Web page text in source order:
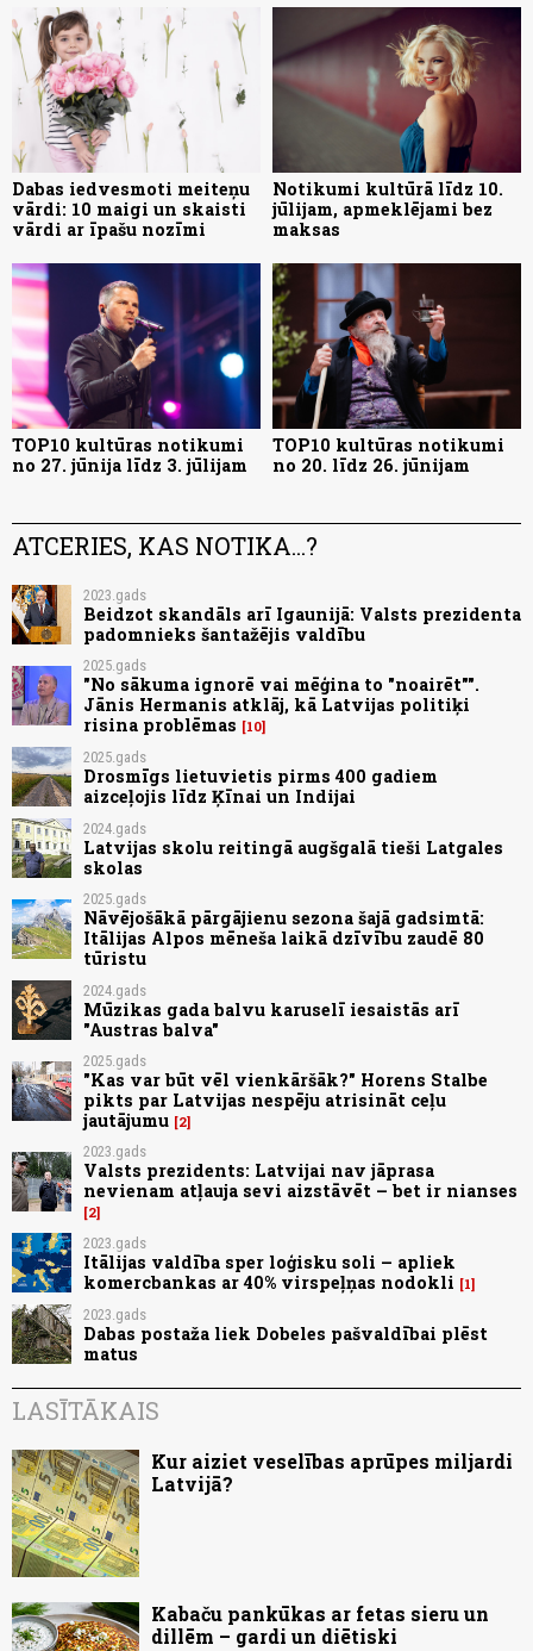
Dabas iedvesmoti meiteņu
vārdi: 10 maigi un skaisti
vārdi ar īpašu nozīmi
Notikumi kultūrā līdz 10.
jūlijam, apmeklējami bez
maksas
TOP10 kultūras notikumi
no 27. jūnija līdz 3. jūlijam
TOP10 kultūras notikumi
no 20. līdz 26. jūnijam
ATCERIES, KAS NOTIKA...?
2023.gads
Beidzot skandāls arī Igaunijā: Valsts prezidenta
padomnieks šantažējis valdību
2025.gads
"No sākuma ignorē vai mēģina to "noairēt"".
Jānis Hermanis atklāj, kā Latvijas politiķi
risina problēmas
10
2025.gads
Drosmīgs lietuvietis pirms 400 gadiem
aizceļojis līdz Ķīnai un Indijai
2024.gads
Latvijas skolu reitingā augšgalā tieši Latgales
skolas
2025.gads
Nāvējošākā pārgājienu sezona šajā gadsimtā:
Itālijas Alpos mēneša laikā dzīvību zaudē 80
tūristu
2024.gads
Mūzikas gada balvu karuselī iesaistās arī
"Austras balva"
2025.gads
"Kas var būt vēl vienkāršāk?" Horens Stalbe
pikts par Latvijas nespēju atrisināt ceļu
jautājumu 2
2023.gads
Valsts prezidents: Latvijai nav jāprasa
nevienam atļauja sevi aizstāvēt – bet ir nianses
2
2023.gads
Itālijas valdība sper loģisku soli – apliek
komercbankas ar 40% virspeļņas nodokli
1
2023.gads
Dabas postaža liek Dobeles pašvaldībai plēst
matus
LASĪTĀKAIS
Kur aiziet veselības aprūpes miljardi
Latvijā?
Kabaču pankūkas ar fetas sieru un
dillēm – gardi un diētiski